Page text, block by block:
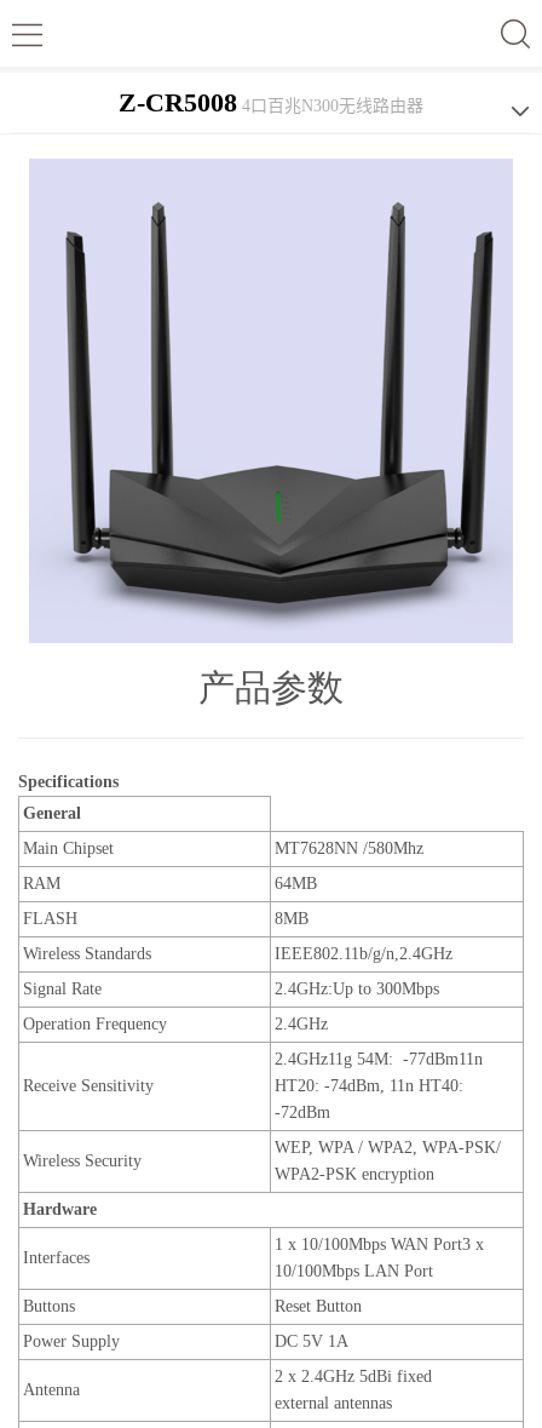
Z-CR5008 4口百兆N300无线路由器
产品图片
产品参数
Specifications
General
Main Chipset
MT7628NN /580Mhz
RAM
64MB
FLASH
8MB
Wireless Standards
IEEE802.11b/g/n,2.4GHz
Signal Rate
2.4GHz:Up to 300Mbps
Operation Frequency
2.4GHz
Receive Sensitivity
2.4GHz11g 54M: -77dBm11n
HT20: -74dBm, 11n HT40:
-72dBm
Wireless Security
WEP, WPA / WPA2, WPA-PSK/
WPA2-PSK encryption
Hardware
Interfaces
1 x 10/100Mbps WAN Port3 x
10/100Mbps LAN Port
Buttons
Reset Button
Power Supply
DC 5V 1A
Antenna
2 x 2.4GHz 5dBi fixed
external antennas